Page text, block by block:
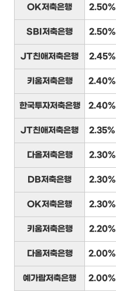
OK저축은행 2.50%
SBI저축은행 2.50%
JT친애저축은행 2.45%
키움저축은행 2.40%
한국투자저축은행 2.40%
JT친애저축은행 2.35%
다올저축은행 2.30%
DB저축은행 2.30%
OK저축은행 2.30%
키움저축은행 2.20%
다올저축은행 2.00%
예가람저축은행 2.00%